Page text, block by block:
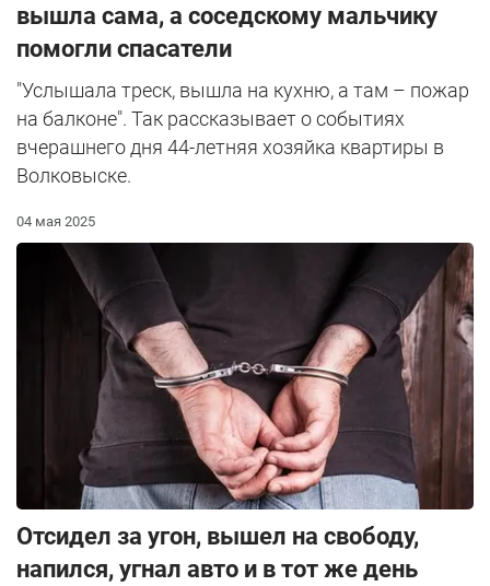
вышла сама, а соседскому мальчику
помогли спасатели
"Услышала треск, вышла на кухню, а там – пожар
на балконе". Так рассказывает о событиях
вчерашнего дня 44-летняя хозяйка квартиры в
Волковыске.
04 мая 2025
Отсидел за угон, вышел на свободу,
напился, угнал авто и в тот же день